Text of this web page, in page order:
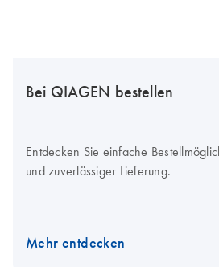
Bei QIAGEN bestellen
Entdecken Sie einfache
und zuverlässiger Lieferung.
Mehr entdecken